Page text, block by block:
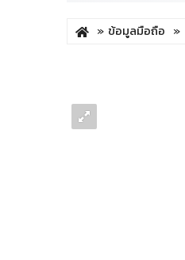
ข้อมูลมือถือ